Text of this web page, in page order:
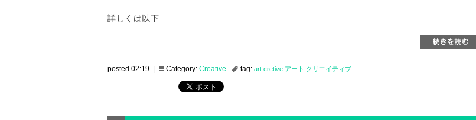
詳しくは以下
posted 02:19 | Category: Creative tag: art cretive アート クリエイティブ